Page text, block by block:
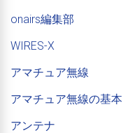
onairs編集部
WIRES-X
アマチュア無線
アマチュア無線の基本
アンテナ